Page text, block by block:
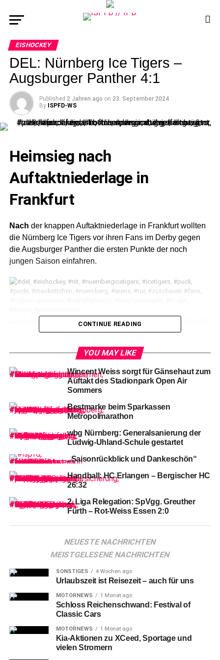
EISHOCKEY
DEL: Nürnberg Ice Tigers –
Augsburger Panther 4:1
Published 2 Jahren ago on 23. September 2024
By ISPFD-WS
Heimsieg nach
Auftaktniederlage in
Frankfurt
Nach der knappen Auftaktniederlage in Frankfurt wollten
die Nürnberg Ice Tigers vor ihren Fans im Derby gegen
die Augsburger Panther die ersten Punkte der noch
jungen Saison einfahren.
Augsburgs #29 Dennis REUL (li.) und Nürnbergs #73 Roman KECHTER
rückte für Justus Böttner in die Mannschaft,
Evan Barratt und Roman Kechter tauschten die
Sturmreihen.
und schnürten die Panther immer wieder in deren Drittel
ein. Sam Dove-McFalls hatte die erste gute Möglichkeit,
schoss vom rechten Bullypunkt aber knapp am langen
Pfosten vorbei (3.).
CONTINUE READING
YOU MAY LIKE
Wincent Weiss sorgt für Gänsehaut zum
Auftakt des Stadionpark Open Air
Sommers
Bestmarke beim Sparkassen
Metropolmarathon
wbg Nürnberg: Generalsanierung der
Ludwig-Uhland-Schule gestartet
„Saisonrückblick und Dankeschön“
Handball: HC Erlangen – Bergischer HC
26:32
2. Liga Relegation: SpVgg. Greuther
Fürth – Rot-Weiss Essen 2:0
NEUESTE NACHRICHTEN
MEISTGELESENE NACHRICHTEN
SONSTIGES 4 Wochen ago
Urlaubszeit ist Reisezeit – auch für uns
MOTORNEWS 1 Monat ago
Schloss Reichenschwand: Festival of
Classic Cars
MOTORNEWS 1 Monat ago
Kia-Aktionen zu XCeed, Sportage und
vielen Stromern